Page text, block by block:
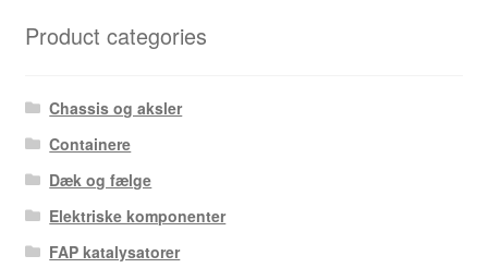
Product categories
Chassis og aksler
Containere
Dæk og fælge
Elektriske komponenter
FAP katalysatorer